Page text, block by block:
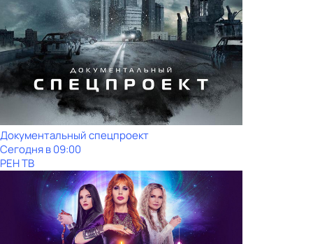
Документальный спецпроект
Сегодня в 09:00
РЕН ТВ